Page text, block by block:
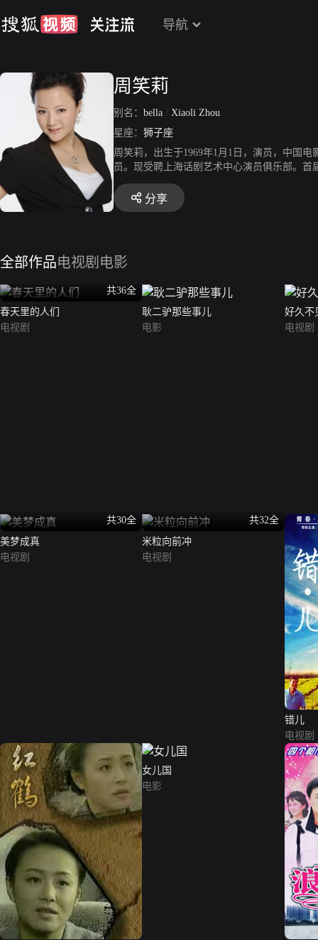
导航
周笑莉
别名： bella / Xiaoli Zhou
星座： 狮子座
周笑莉，出生于1969年1月1日，演员，中国
员。现受聘上海话剧艺术中心演员俱乐部。
等。
分享
全部作品电视剧 电影
共36全
春天里的人们
电视剧
耿二驴那些事儿
电影
好久不
电视剧
共30全
美梦成真
电视剧
共32全
米粒向前冲
电视剧
错儿
电视剧
女儿国
电影